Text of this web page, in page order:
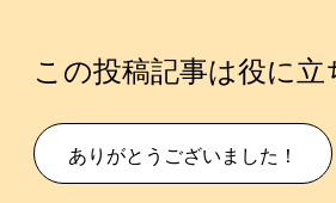
この投稿記事は役に立
ありがとうございました！